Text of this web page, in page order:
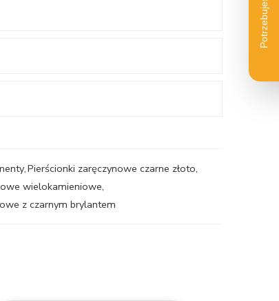
,Pierścionki zaręczynowe czarne złoto,
wielokamieniowe,
z czarnym brylantem